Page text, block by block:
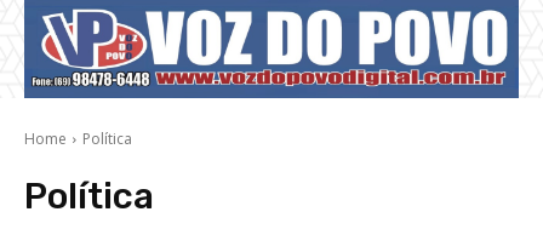
Home Política
Política